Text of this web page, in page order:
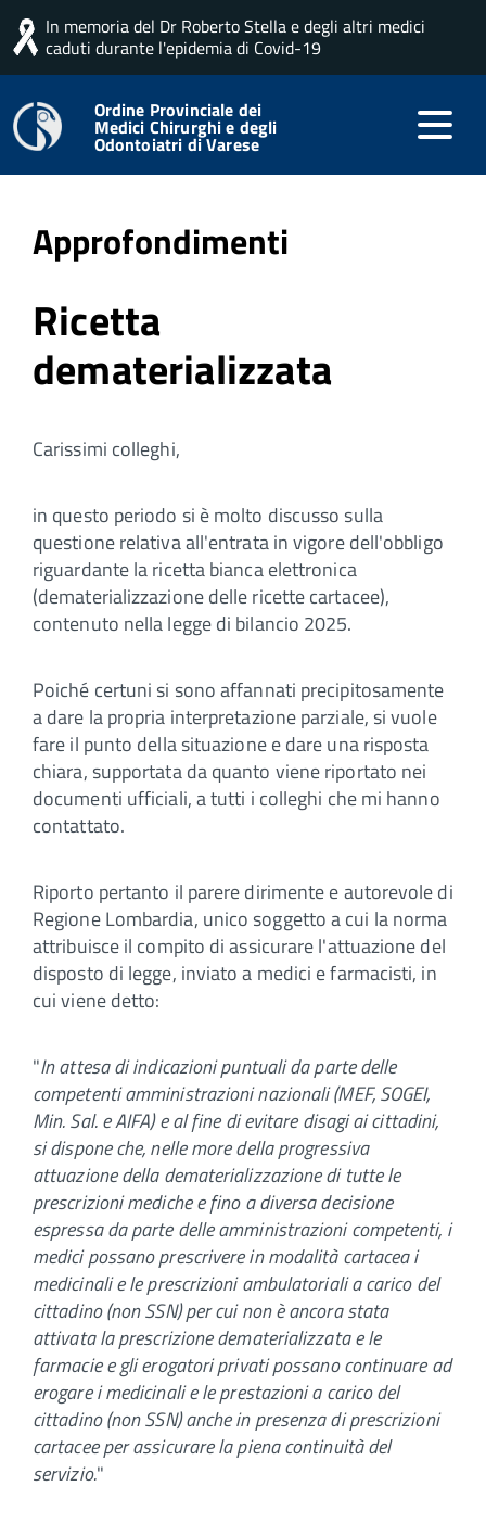
In memoria del Dr Roberto Stella e degli altri medici
caduti durante l'epidemia di Covid-19
Ordine Provinciale dei
Medici Chirurghi e degli
Odontoiatri di Varese
Home Professione Approfondimenti Non
categorizzato
Pubblicato: 06 Ottobre 2025
Approfondimenti
Ricetta
dematerializzata
Carissimi colleghi,
in questo periodo si è molto discusso sulla
questione relativa all'entrata in vigore dell'obbligo
riguardante la ricetta bianca elettronica
(dematerializzazione delle ricette cartacee),
contenuto nella legge di bilancio 2025.
Poiché certuni si sono affannati precipitosamente
a dare la propria interpretazione parziale, si vuole
fare il punto della situazione e dare una risposta
chiara, supportata da quanto viene riportato nei
documenti ufficiali, a tutti i colleghi che mi hanno
contattato.
Riporto pertanto il parere dirimente e autorevole di
Regione Lombardia, unico soggetto a cui la norma
attribuisce il compito di assicurare l'attuazione del
disposto di legge, inviato a medici e farmacisti, in
cui viene detto:
"In attesa di indicazioni puntuali da parte delle
competenti amministrazioni nazionali (MEF, SOGEI,
Min. Sal. e AIFA) e al fine di evitare disagi ai cittadini,
si dispone che, nelle more della progressiva
attuazione della dematerializzazione di tutte le
prescrizioni mediche e fino a diversa decisione
espressa da parte delle amministrazioni competenti, i
medici possano prescrivere in modalità cartacea i
medicinali e le prescrizioni ambulatoriali a carico del
cittadino (non SSN) per cui non è ancora stata
attivata la prescrizione dematerializzata e le
farmacie e gli erogatori privati possano continuare ad
erogare i medicinali e le prestazioni a carico del
cittadino (non SSN) anche in presenza di prescrizioni
cartacee per assicurare la piena continuità del
servizio."